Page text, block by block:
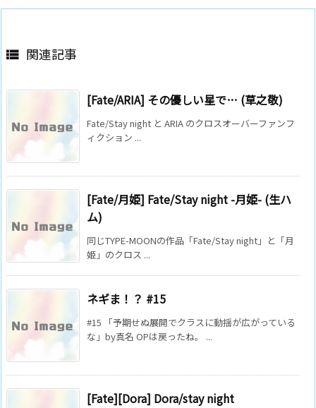
 関連記事
[Fate/ARIA] その優しい星で… (草之敬)
Fate/Stay night と ARIA のクロスオーバーファンフ
ィクション ...
[Fate/月姫] Fate/Stay night -月姫- (生ハ
ム)
同じTYPE-MOONの作品「Fate/Stay night」と「月
姫」のクロス ...
ネギま！？ #15
#15 「予期せぬ展開でクラスに動揺が広がっている
な」by真名 OPは戻ったね。 ...
[Fate][Dora] Dora/stay night